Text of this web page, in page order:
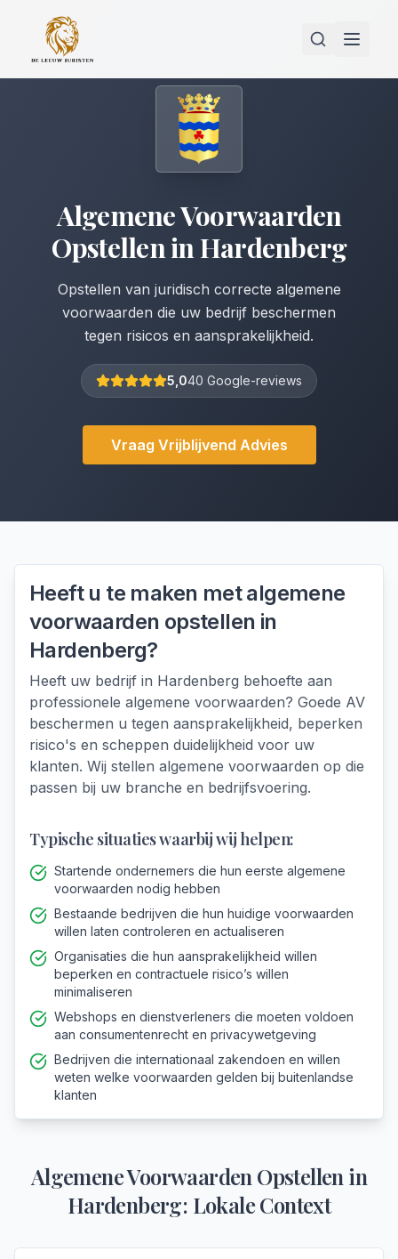
Algemene Voorwaarden
OpstelleninHardenberg
Opstellen van juridisch correcte algemene
voorwaarden die uw bedrijf beschermen
tegen risicos en aansprakelijkheid.
5,040 Google-reviews
Vraag Vrijblijvend Advies
Heeft u te maken metalgemene
voorwaarden opstellen in
Hardenberg?
Heeft uw bedrijf in Hardenberg behoefte aan
professionele algemene voorwaarden? Goede AV
beschermen u tegen aansprakelijkheid, beperken
risico's en scheppen duidelijkheid voor uw
klanten. Wij stellen algemene voorwaarden op die
passen bij uw branche en bedrijfsvoering.
Typische situaties waarbij wij helpen:
Startende ondernemers die hun eerste algemene
voorwaarden nodig hebben
Bestaande bedrijven die hun huidige voorwaarden
willen laten controleren en actualiseren
Organisaties die hun aansprakelijkheid willen
beperken en contractuele risico’s willen
minimaliseren
Webshops en dienstverleners die moeten voldoen
aan consumentenrecht en privacywetgeving
Bedrijven die internationaal zakendoen en willen
weten welke voorwaarden gelden bij buitenlandse
klanten
Algemene Voorwaarden Opstellen in
Hardenberg: Lokale Context